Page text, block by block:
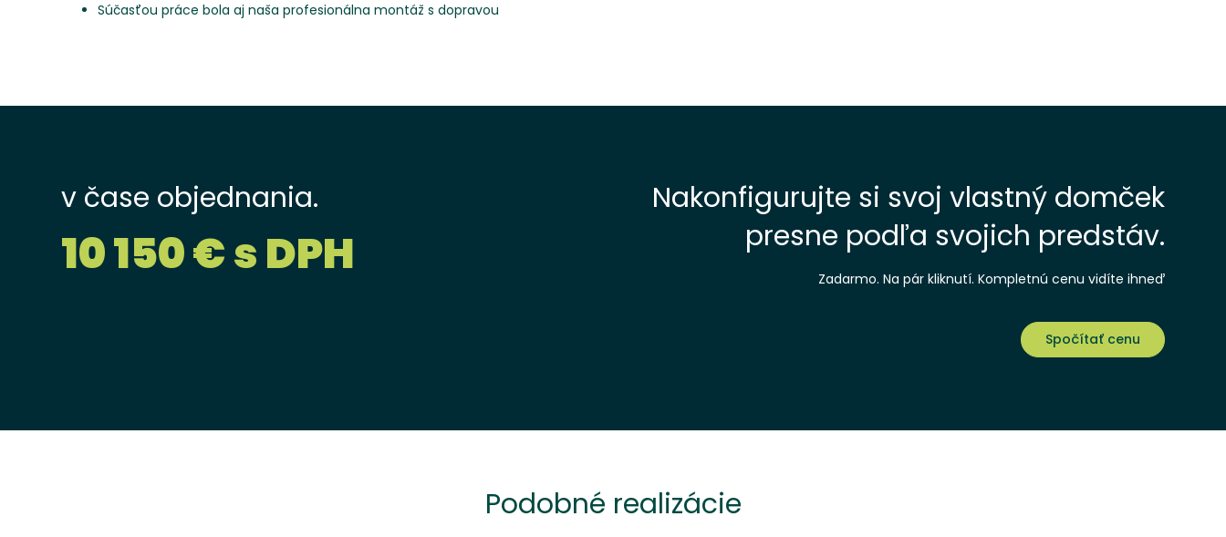
Súčasťou práce bola aj naša profesionálna montáž s dopravou
v čase objednania.
10 150 € s DPH
Nakonfigurujte si svoj vlastný domček
presne podľa svojich predstáv.
Zadarmo. Na pár kliknutí. Kompletnú cenu vidíte ihneď
Spočítať cenu
Podobné realizácie